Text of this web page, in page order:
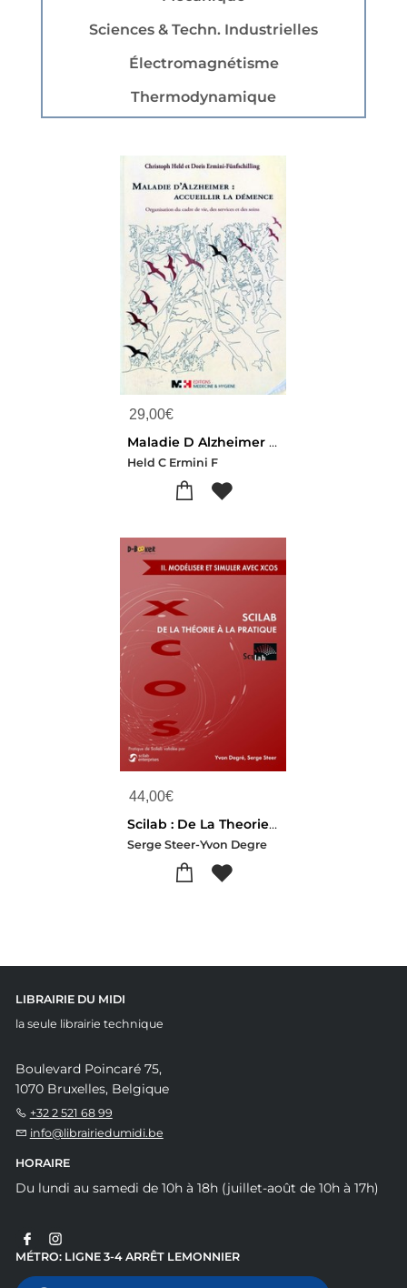
Sciences & Techn. Industrielles
Électromagnétisme
Thermodynamique
29,00€
Maladie D Alzheimer Accueillir
Held C Ermini F
44,00€
Scilab : De La Theorie A La Pratique Tome 2 ; Modelisation Et Simulation Avec Xcos
Serge Steer-Yvon Degre
LIBRAIRIE DU MIDI
la seule librairie technique
Boulevard Poincaré 75,
1070 Bruxelles, Belgique
+32 2 521 68 99
info@librairiedumidi.be
HORAIRE
Du lundi au samedi de 10h à 18h (juillet-août de 10h à 17h)
MÉTRO: LIGNE 3-4 ARRÊT LEMONNIER